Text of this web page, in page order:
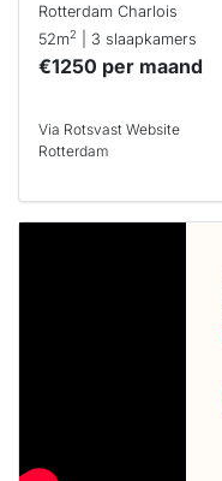
Rotterdam Charlois
52m2 | 3 slaapkamers
€1250 per maand
Via Rotsvast Website
Rotterdam